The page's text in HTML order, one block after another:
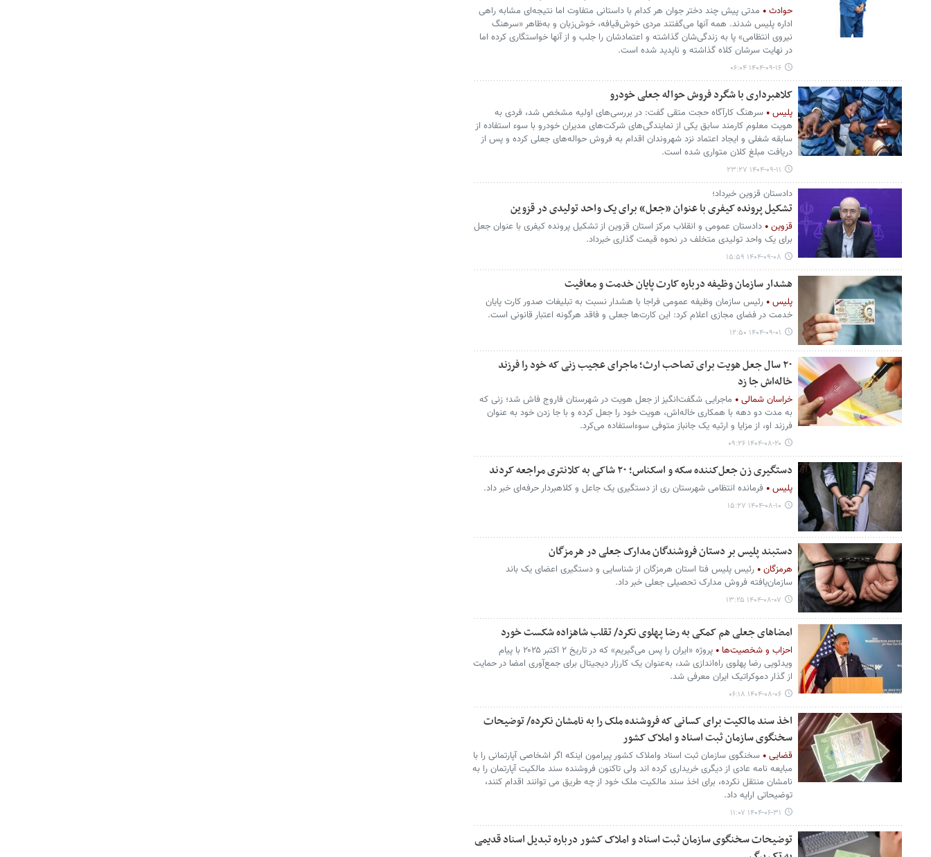
حوادث
مدتی پیش چند دختر جوان هر کدام با داستانی متفاوت اما نتیجه‌ای مشابه راهی
اداره پلیس شدند. همه آنها می‌گفتند مردی خوش‌قیافه، خوش‌زبان و به‌ظاهر «سرهنگ
نیروی انتظامی» پا به زندگی‌شان گذاشته و اعتمادشان را جلب و از آنها خواستگاری کرده اما
در نهایت سرشان کلاه گذاشته و ناپدید شده است.
۱۴۰۴-۰۹-۱۶ ۰۶:۰۴
کلاهبرداری با شگرد فروش حواله جعلی خودرو
پلیس
سرهنگ کارآگاه حجت متقی گفت: در بررسی‌های اولیه مشخص شد، فردی به
هویت معلوم کارمند سابق یکی از نمایندگی‌های شرکت‌های مدیران خودرو با سوء استفاده از
سابقه شغلی و ایجاد اعتماد نزد شهروندان اقدام به فروش حواله‌های جعلی کرده و پس از
دریافت مبلغ کلان متواری شده است.
۱۴۰۴-۰۹-۱۱ ۲۳:۲۷
دادستان قزوین خبرداد؛
تشکیل پرونده کیفری با عنوان «جعل» برای یک واحد تولیدی در قزوین
قزوین
دادستان عمومی و انقلاب مرکز استان قزوین از تشکیل پرونده کیفری با عنوان جعل
برای یک واحد تولیدی متخلف در نحوه قیمت گذاری خبرداد.
۱۴۰۴-۰۹-۰۸ ۱۵:۵۹
هشدار سازمان وظیفه درباره کارت پایان خدمت و معافیت
پلیس
رئیس سازمان وظیفه عمومی فراجا با هشدار نسبت به تبلیغات صدور کارت پایان
خدمت در فضای مجازی اعلام کرد: این کارت‌ها جعلی و فاقد هرگونه اعتبار قانونی است.
۱۴۰۴-۰۹-۰۱ ۱۲:۵۰
۲۰ سال جعل هویت برای تصاحب ارث؛ ماجرای عجیب زنی که خود را فرزند
خاله‌اش جا زد
خراسان شمالی
ماجرایی شگفت‌انگیز از جعل هویت در شهرستان فاروج فاش شد؛ زنی که
به مدت دو دهه با همکاری خاله‌اش، هویت خود را جعل کرده و با جا زدن خود به عنوان
فرزند او، از مزایا و ارثیه یک جانباز متوفی سوءاستفاده می‌کرد.
۱۴۰۴-۰۸-۲۰ ۰۹:۲۶
دستگیری زن جعل‌کننده سکه و اسکناس؛ ۲۰ شاکی به کلانتری مراجعه کردند
پلیس فرمانده انتظامی شهرستان ری از دستگیری یک جاعل و کلاهبردار حرفه‌ای خبر داد.
۱۴۰۴-۰۸-۱۰ ۱۵:۲۷
دستبند پلیس بر دستان فروشندگان مدارک جعلی در هرمزگان
هرمزگان
رئیس پلیس فتا استان هرمزگان از شناسایی و دستگیری اعضای یک باند
سازمان‌یافته فروش مدارک تحصیلی جعلی خبر داد.
۱۴۰۴-۰۸-۰۷ ۱۳:۲۵
امضاهای جعلی هم کمکی به رضا پهلوی‌ نکرد/ تقلب شاهزاده شکست خورد
احزاب و شخصیت‌ها
پروژه «ایران را پس می‌گیریم» که در تاریخ ۲ اکتبر ۲۰۲۵ با پیام
ویدئویی رضا پهلوی راه‌اندازی شد، به‌عنوان یک کارزار دیجیتال برای جمع‌آوری امضا در حمایت
از گذار دموکراتیک ایران معرفی شد.
۱۴۰۴-۰۸-۰۶ ۰۶:۱۸
اخذ سند مالکیت برای کسانی که فروشنده ملک را به نامشان نکرده/ توضیحات
سخنگوی سازمان ثبت اسناد و املاک کشور
قضایی
سخنگوی سازمان ثبت اسناد واملاک کشور پیرامون اینکه اگر اشخاصی آپارتمانی را با
مبایعه نامه عادی از دیگری خریداری کرده اند ولی تاکنون فروشنده سند مالکیت آپارتمان را به
نامشان منتقل نکرده، برای اخذ سند مالکیت ملک خود از چه طریق می توانند اقدام کنند،
توضیحاتی ارایه داد.
۱۴۰۴-۰۶-۳۱ ۱۱:۰۷
توضیحات سخنگوی سازمان ثبت اسناد و املاک کشور درباره تبدیل اسناد قدیمی